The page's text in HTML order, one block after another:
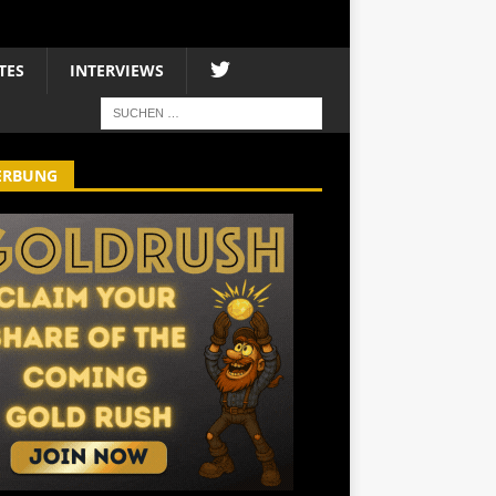
INTERVIEWS